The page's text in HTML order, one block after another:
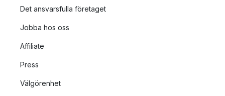
Det ansvarsfulla företaget
Jobba hos oss
Affiliate
Press
Välgörenhet